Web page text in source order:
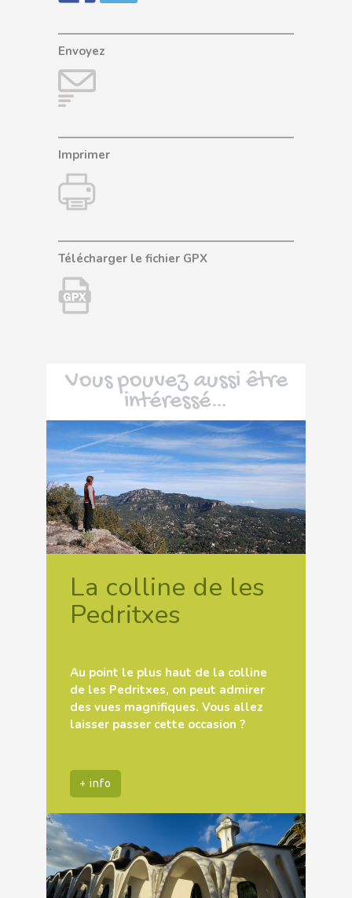
Envoyez
Imprimer
Télécharger le fichier GPX
Vous pouvez aussi être
intéressé…
La colline de les
Pedritxes
Au point le plus haut de la colline
de les Pedritxes, on peut admirer
des vues magnifiques. Vous allez
laisser passer cette occasion ?
+ info